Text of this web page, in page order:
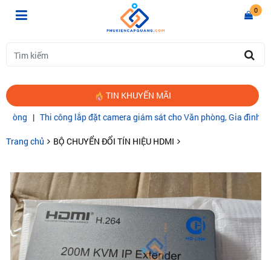
0
TIN KHUYẾN MÃI
công lắp đặt camera giám sát cho Văn phòng, Gia đình|CÁP
Trang chủ BỘ CHUYỂN ĐỔI TÍN HIỆU HDMI